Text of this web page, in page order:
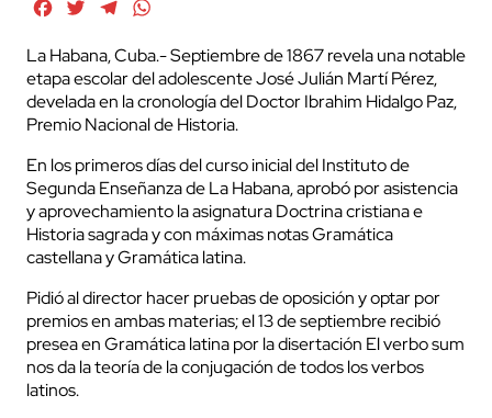
FacebookTwitterTelegram
La Habana, Cuba.- Septiembre de 1867 revela una notable
etapa escolar del adolescente José Julián Martí Pérez,
develada en la cronología del Doctor Ibrahim Hidalgo Paz,
Premio Nacional de Historia.
En los primeros días del curso inicial del Instituto de
Segunda Enseñanza de La Habana, aprobó por asistencia
y aprovechamiento la asignatura Doctrina cristiana e
Historia sagrada y con máximas notas Gramática
castellana y Gramática latina.
Pidió al director hacer pruebas de oposición y optar por
premios en ambas materias; el 13 de septiembre recibió
presea en Gramática latina por la disertación El verbo sum
nos da la teoría de la conjugación de todos los verbos
latinos.